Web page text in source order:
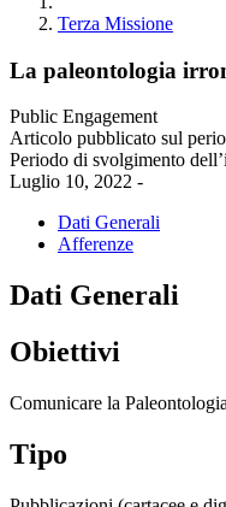
Terza Missione
La paleontologia
Public Engagement
Articolo pubblicato sul
Periodo di svolgimento
Luglio 10, 2022 -
Dati Generali
Afferenze
Dati Generali
Obiettivi
Comunicare la
Tipo